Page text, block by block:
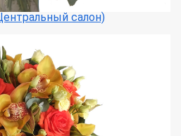
салон)